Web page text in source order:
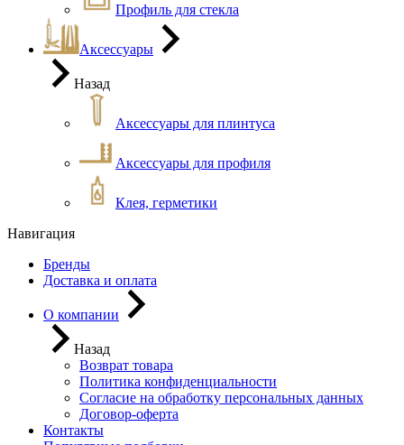
Профиль для стекла
Аксессуары
Назад
Аксессуары для плинтуса
Аксессуары для профиля
Клея, герметики
Навигация
Бренды
Доставка и оплата
О компании
Назад
Возврат товара
Политика конфиденциальности
Согласие на обработку персональных данных
Договор-оферта
Контакты